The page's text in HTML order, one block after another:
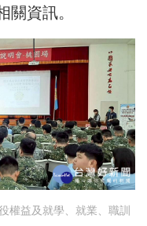
關資訊。
權益及就學、就業、職訓